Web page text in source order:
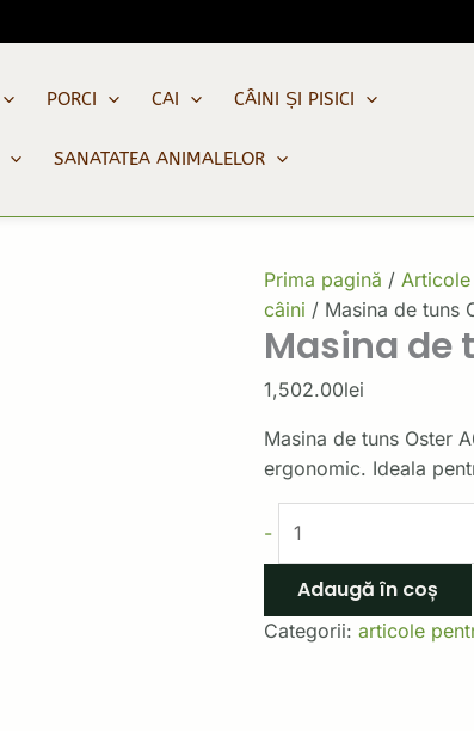
PORCI CAI CÂINI ȘI PISICI
SANATATEA ANIMALELOR
Prima pagină /
câini / Masina de tuns
Masina de
1,502.00lei
Masina de tuns Oster
ergonomic. Ideala
-
Masina
tuns
A6
Adaugă în coș
Categorii: articole